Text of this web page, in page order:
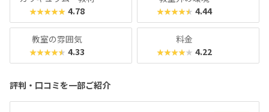
★★★★★ 4.78 ★★★★★ 4.44
教室の雰囲気
★★★★★ 4.33
料金
★★★★★ 4.22
評判・口コミを一部ご紹介